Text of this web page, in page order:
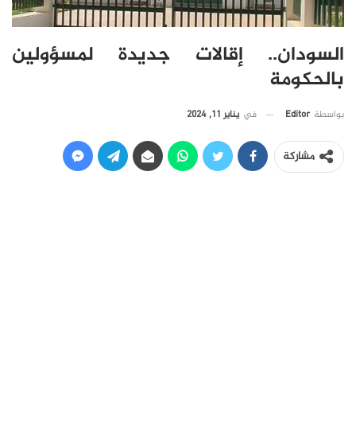
السودان.. إقالات جديدة لمسؤولين
بالحكومة
بواسطة Editor في يناير 11, 2024
مشاركة